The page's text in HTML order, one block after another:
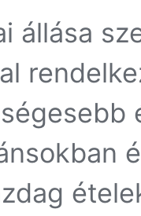
állása